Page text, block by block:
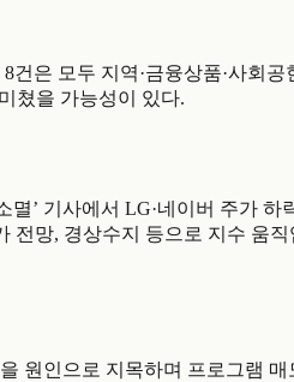
건은 모두 지역·금융상품·사회
쳤을 가능성이 있다.
멸’ 기사에서 LG·네이버 주가
전망, 경상수지 등으로 지수 움
원인으로 지목하며 프로그램